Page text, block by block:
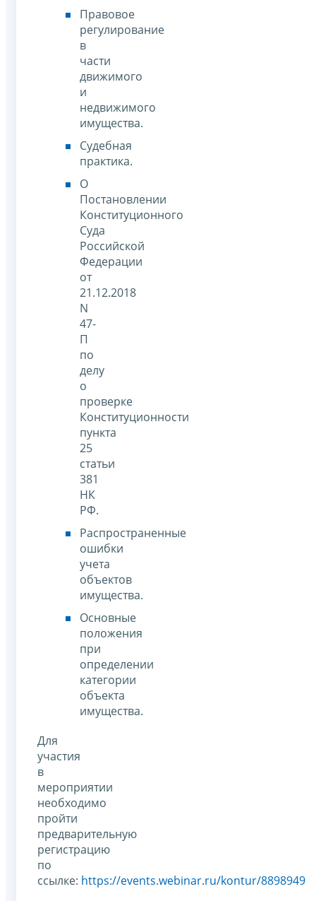
Правовое
регулирование
в
части
движимого
и
недвижимого
имущества.
Судебная
практика.
О
Постановлении
Конституционного
Суда
Российской
Федерации
от
21.12.2018
N
47-
П
по
делу
о
проверке
Конституционности
пункта
25
статьи
381
НК
РФ.
Распространенные
ошибки
учета
объектов
имущества.
Основные
положения
при
определении
категории
объекта
имущества.
Для
участия
в
мероприятии
необходимо
пройти
предварительную
регистрацию
по
ссылке: https://events.webinar.ru/kontur/8898949